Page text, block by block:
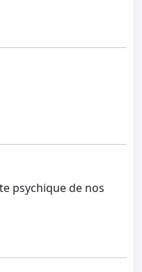
psychique de nos